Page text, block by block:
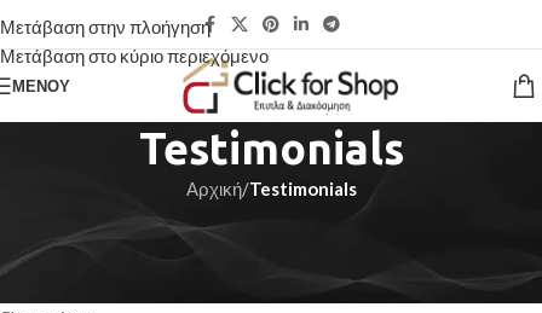
Μετάβαση στην πλοήγηση
Μετάβαση στο κύριο περιεχόμενο
ΜΕΝΟΎ
Testimonials
Αρχική/Testimonials
TestimonialS